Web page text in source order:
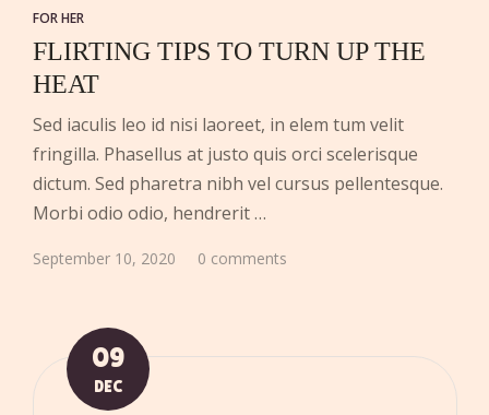
FOR HER
FLIRTING TIPS TO TURN UP THE
HEAT
Sed iaculis leo id nisi laoreet, in elem tum velit
fringilla. Phasellus at justo quis orci scelerisque
dictum. Sed pharetra nibh vel cursus pellentesque.
Morbi odio odio, hendrerit …
September 10, 2020 0 comments
09
DEC